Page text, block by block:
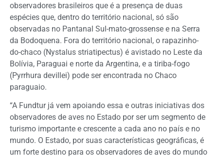
observadores brasileiros que é a presença de duas
espécies que, dentro do território nacional, só são
observadas no Pantanal Sul-mato-grossense e na Serra
da Bodoquena. Fora do território nacional, o rapazinho-
do-chaco (Nystalus striatipectus) é avistado no Leste da
Bolívia, Paraguai e norte da Argentina, e a tiriba-fogo
(Pyrrhura devillei) pode ser encontrada no Chaco
paraguaio.
“A Fundtur já vem apoiando essa e outras iniciativas dos
observadores de aves no Estado por ser um segmento de
turismo importante e crescente a cada ano no país e no
mundo. O Estado, por suas características geográficas, é
um forte destino para os observadores de aves do mundo